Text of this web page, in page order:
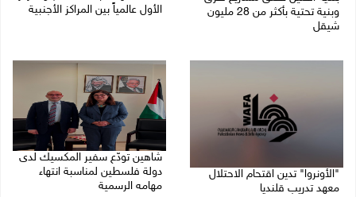
وبنية تحتية بأكثر من 28 مليون
شيقل
الأول عالمياً بين المراكز الأجنبية
"الأونروا" تدين اقتحام الاحتلال
معهد تدريب قلنديا
شاهين تودّع سفير المكسيك لدى
دولة فلسطين لمناسبة انتهاء
مهامه الرسمية